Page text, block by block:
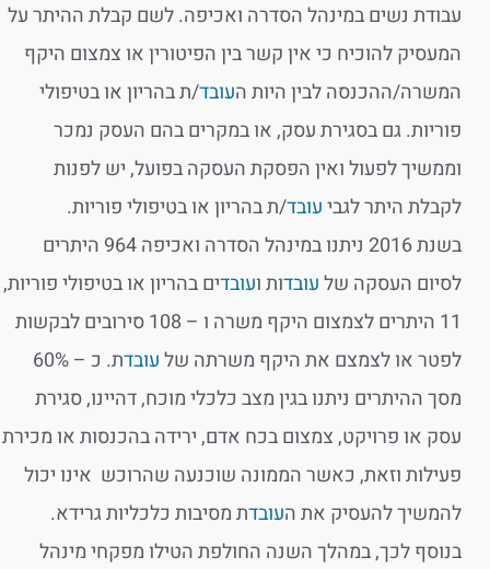
עבודת נשים במינהל הסדרה ואכיפה. לשם קבלת ההיתר על
המעסיק להוכיח כי אין קשר בין הפיטורין או צמצום היקף
המשרה/ההכנסה לבין היות העובד/ת בהריון או בטיפולי
פוריות. גם בסגירת עסק, או במקרים בהם העסק נמכר
וממשיך לפעול ואין הפסקת העסקה בפועל, יש לפנות
לקבלת היתר לגביעובד/ת בהריון או בטיפולי פוריות.
בשנת 2016 ניתנו במינהל הסדרה ואכיפה 964 היתרים
לסיום העסקה שלעובדות ועובדים בהריון או בטיפולי פוריות,
11 היתרים לצמצום היקף משרה ו – 108 סירובים לבקשות
לפטר או לצמצם את היקף משרתה שלעובד
ת. כ – 60%
מסך ההיתרים ניתנו בגין מצב כלכלי מוכח, דהיינו, סגירת
עסק או פרויקט, צמצום בכח אדם, ירידה בהכנסות או מכירת
פעילות וזאת, כאשר הממונה שוכנעה שהרוכש אינו יכול
להמשיך להעסיק את העובדת מסיבות כלכליות גרידא.
בנוסף לכך, במהלך השנה החולפת הטילו מפקחי מינהל